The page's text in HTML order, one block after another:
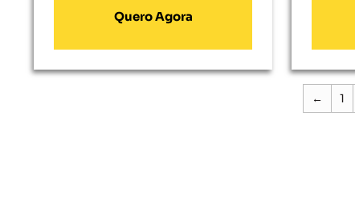
Adicionar Ao Carrinho
← 1